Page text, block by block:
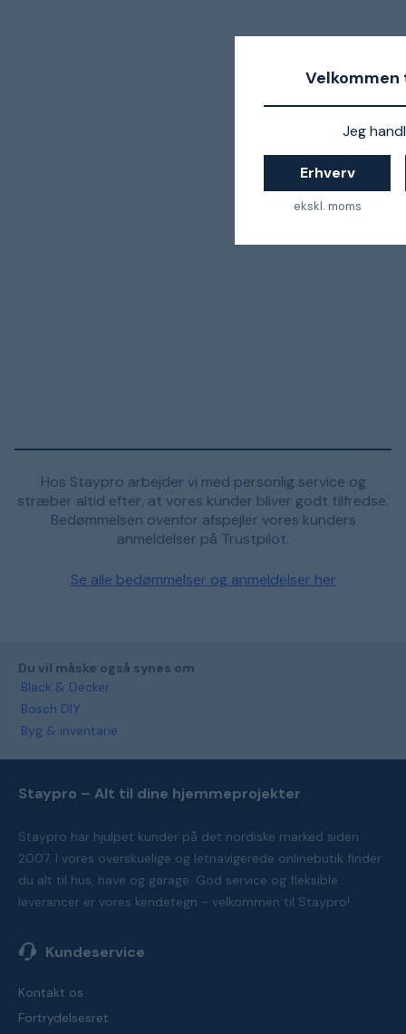
Jeg
Erhverv
ekskl. moms
Hos Staypro arbejder vi med personlig service og
stræber altid efter, at vores kunder bliver godt tilfredse.
Bedømmelsen ovenfor afspejler vores kunders
anmeldelser på Trustpilot.
Se alle bedømmelser og anmeldelser her
Du vil måske også synes om
Black & Decker
Bosch DIY
Byg & inventarie
Staypro – Alt til dine hjemmeprojekter
Staypro har hjulpet kunder på det nordiske marked siden
2007. I vores overskuelige og letnavigerede onlinebutik finder
du alt til hus, have og garage. God service og fleksible
leverancer er vores kendetegn - velkommen til Staypro!
Kundeservice
Kontakt os
Fortrydelsesret